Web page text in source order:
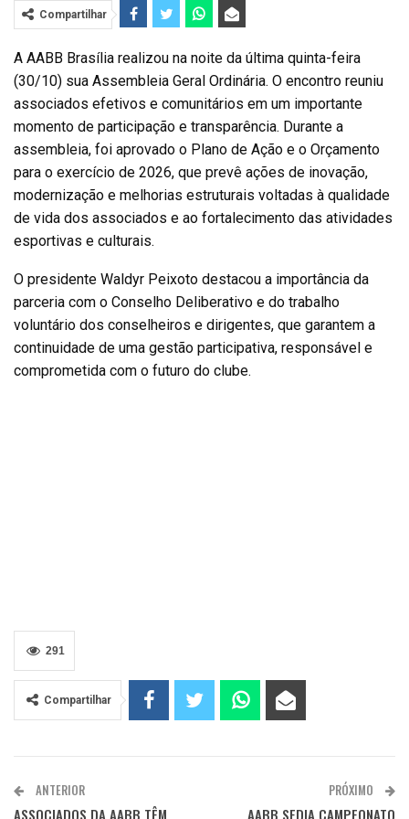
Compartilhar
A AABB Brasília realizou na noite da última quinta-feira
(30/10) sua Assembleia Geral Ordinária. O encontro reuniu
associados efetivos e comunitários em um importante
momento de participação e transparência. Durante a
assembleia, foi aprovado o Plano de Ação e o Orçamento
para o exercício de 2026, que prevê ações de inovação,
modernização e melhorias estruturais voltadas à qualidade
de vida dos associados e ao fortalecimento das atividades
esportivas e culturais.
O presidente Waldyr Peixoto destacou a importância da
parceria com o Conselho Deliberativo e do trabalho
voluntário dos conselheiros e dirigentes, que garantem a
continuidade de uma gestão participativa, responsável e
comprometida com o futuro do clube.
291
Compartilhar
ANTERIOR
ASSOCIADOS DA AABB TÊM
PRÓXIMO
AABB SEDIA CAMPEONATO